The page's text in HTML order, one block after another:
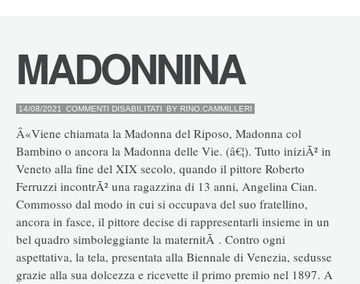
MADONNINA
14/08/2021 COMMENTI DISABILITATI SU
BY RINO.CAMMILLERI
Â«Viene chiamata la Madonna del Riposo, Madonna col
Bambino o ancora la Madonna delle Vie. (â€¦). Tutto iniziÃ² in
Veneto alla fine del XIX secolo, quando il pittore Roberto
Ferruzzi incontrÃ² una ragazzina di 13 anni, Angelina Cian.
Commosso dal modo in cui si occupava del suo fratellino,
ancora in fasce, il pittore decise di rappresentarli insieme in un
bel quadro simboleggiante la maternitÃ . Contro ogni
aspettativa, la tela, presentata alla Biennale di Venezia, sedusse
grazie alla sua dolcezza e ricevette il primo premio nel 1897. A